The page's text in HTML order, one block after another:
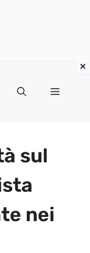
Menu
sul
nei